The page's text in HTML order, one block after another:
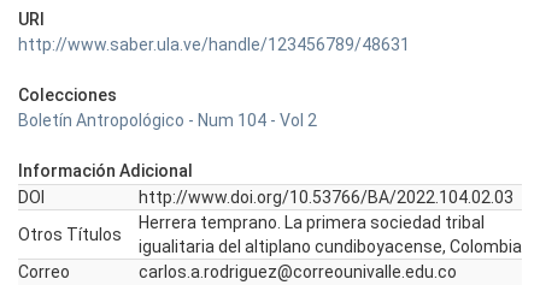
URI
http://www.saber.ula.ve/handle/123456789/48631
Colecciones
Boletín Antropológico - Num 104 - Vol 2
Información Adicional
DOI
http://www.doi.org/10.53766/BA/2022.104.02.03
Otros Títulos
Herrera temprano. La primera sociedad tribal
igualitaria del altiplano cundiboyacense, Colombia
Correo
carlos.a.rodriguez@correounivalle.edu.co